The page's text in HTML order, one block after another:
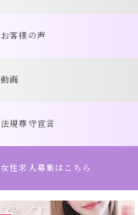
お客様の声
動画
法規尊守宣言
女性求人募集はこちら